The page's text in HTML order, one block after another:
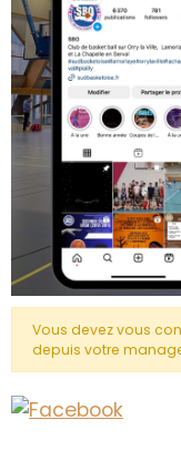
Vous devez vous
depuis votre